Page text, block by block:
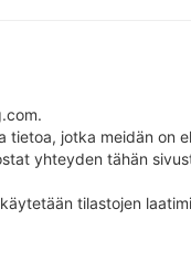
jotka meidän on
yhteyden tähän
tilastojen